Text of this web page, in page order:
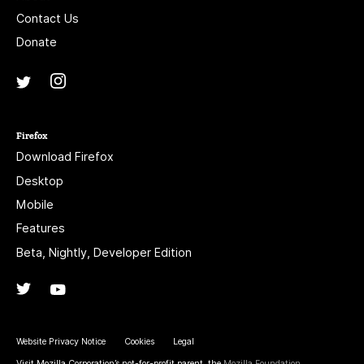
Contact Us
Donate
Twitter
Firefox
Download Firefox
Desktop
Mobile
Features
Beta, Nightly, Developer Edition
Twitter
Website Privacy Notice Cookies Legal